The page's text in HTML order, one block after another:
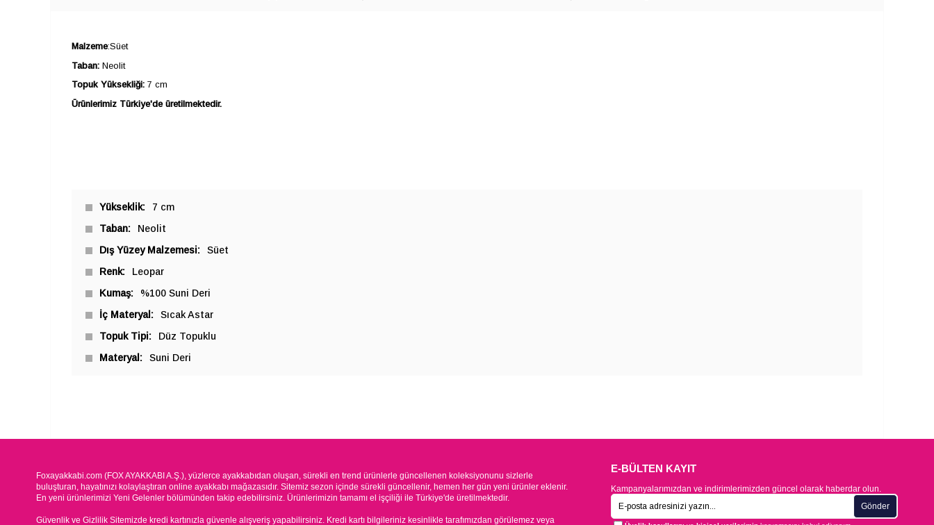
Malzeme:Süet
Taban: Neolit
Topuk Yüksekliği: 7 cm
Ürünlerimiz Türkiye'de üretilmektedir.
Yükseklik
7 cm
Taban
Neolit
Dış Yüzey Malzemesi
Süet
Renk
Leopar
Kumaş
%100 Suni Deri
İç Materyal
Sıcak Astar
Topuk Tipi
Düz Topuklu
Materyal
Suni Deri
Foxayakkabi.com (FOX AYAKKABI A.Ş.), yüzlerce ayakkabıdan oluşan, sürekli en trend ürünlerle güncellenen koleksiyonunu sizlerle
buluşturan, hayatınızı kolaylaştıran online ayakkabı mağazasıdır. Sitemiz sezon içinde sürekli güncellenir, hemen her gün yeni ürünler eklenir.
En yeni ürünlerimizi Yeni Gelenler bölümünden takip edebilirsiniz. Ürünlerimizin tamamı el işçiliği ile Türkiye'de üretilmektedir.
Güvenlik ve Gizlilik Sitemizde kredi kartınızla güvenle alışveriş yapabilirsiniz. Kredi kartı bilgileriniz kesinlikle tarafımızdan görülemez veya
E-BÜLTEN KAYIT
Kampanyalarımızdan ve indirimlerimizden güncel olarak haberdar olun.
Gönder